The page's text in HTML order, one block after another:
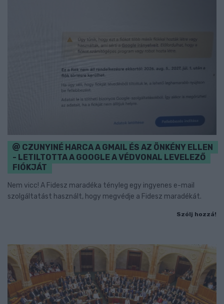
CZUNYINÉ HARCA A GMAIL ÉS AZ ÖNKÉNY ELLEN
- LETILTOTTA A GOOGLE A VÉDVONAL LEVELEZŐ
FIÓKJÁT
Nem vicc! A Fidesz maradéka tényleg egy ingyenes e-mail
szolgáltatást használt, hogy megvédje a Fidesz maradékát.
Szólj hozzá!